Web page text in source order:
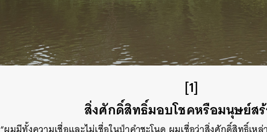
[1]
สิ่งศักดิ์สิทธิ์มอบโชคหรือมนุษย์สร้